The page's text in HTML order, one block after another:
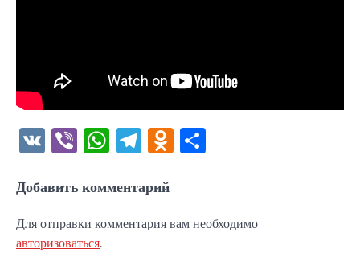
VK ViberWhatsApp
Telegram
Odnoklassniki
Добавить комментарий
Для отправки комментария вам необходимо
авторизоваться.